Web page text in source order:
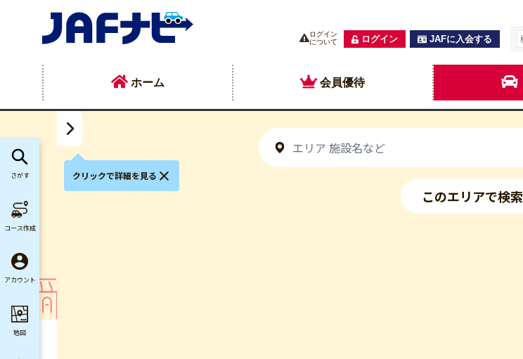
ログイン
について
ログイン JAFに入会する
ホーム 会員優待
このエリアで検索
クリックで詳細を見る
さがす
コース作成
アカウント
地図